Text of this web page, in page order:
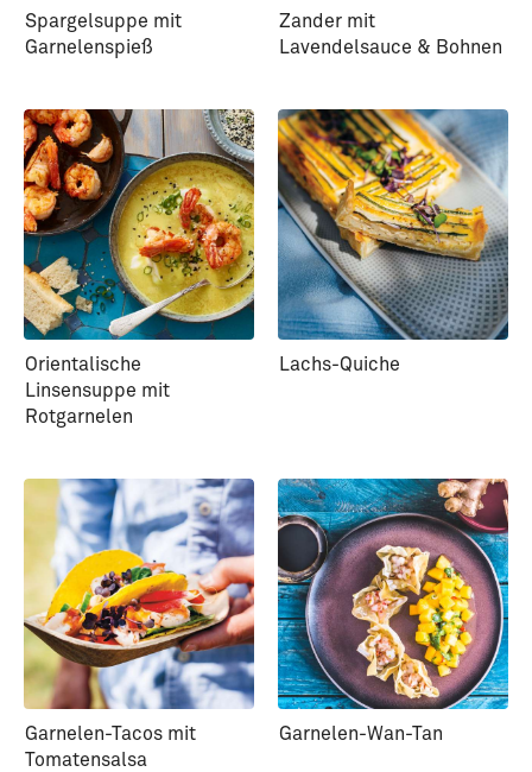
Spargelsuppe mit
Garnelenspieß
Zander mit
Lavendelsauce & Bohnen
Orientalische
Linsensuppe mit
Rotgarnelen
Lachs-Quiche
Garnelen-Tacos mit
Tomatensalsa
Garnelen-Wan-Tan